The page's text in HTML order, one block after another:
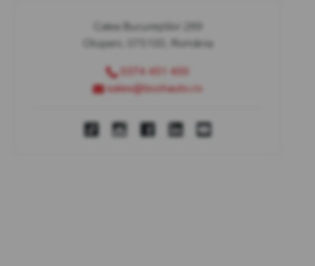
Calea Bucureștilor 289
Otopeni, 075100, România
0374 451 400
sales@bcchauto.ro